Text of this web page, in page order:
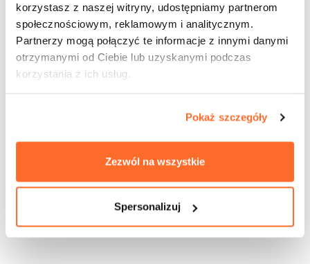
korzystasz z naszej witryny, udostępniamy partnerom
społecznościowym, reklamowym i analitycznym.
Partnerzy mogą połączyć te informacje z innymi danymi
otrzymanymi od Ciebie lub uzyskanymi podczas
korzystania z ich usług.
Pokaż szczegóły
Zezwól na wszystkie
Spersonalizuj
Career Office Specialist
aleksandra.publicewicz@wab.edu.pl